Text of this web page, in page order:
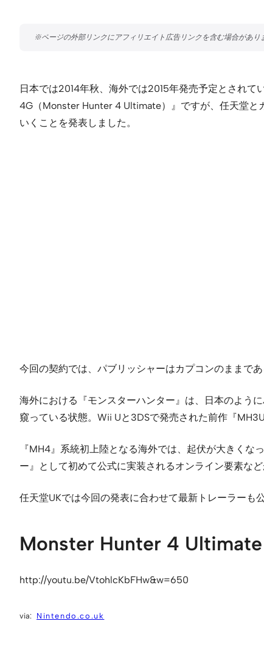
日本では2014年秋、海外では2015年発売予定とされ
4G（Monster Hunter 4 Ultimate）』ですが、任天堂と
いくことを発表しました。
今回の契約では、パブリッシャーはカプコンのままで
海外における『モンスターハンター』は、日本のよう
窺っている状態。Wii Uと3DSで発売された前作『
『MH4』系統初上陸となる海外では、起伏が大きく
ー』として初めて公式に実装されるオンライン要素な
任天堂UKでは今回の発表に合わせて最新トレーラーも
Monster Hunter 4
http://youtu.be/VtohlcKbFHw&w=650
Nintendo.co.uk